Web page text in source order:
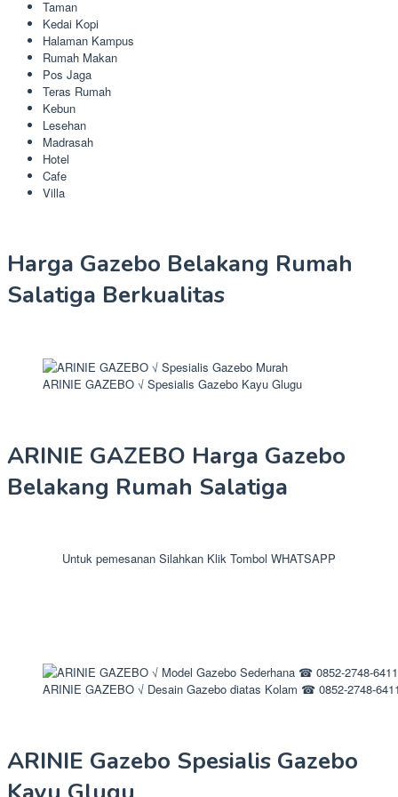
Taman
Kedai Kopi
Halaman Kampus
Rumah Makan
Pos Jaga
Teras Rumah
Kebun
Lesehan
Madrasah
Hotel
Cafe
Villa
Harga Gazebo Belakang Rumah
Salatiga Berkualitas
ARINIE GAZEBO √ Spesialis Gazebo Kayu Glugu
ARINIE GAZEBO Harga Gazebo
Belakang Rumah Salatiga
Untuk pemesanan Silahkan Klik Tombol WHATSAPP
ARINIE GAZEBO √ Desain Gazebo diatas Kolam ☎ 0852-2748-
ARINIE Gazebo Spesialis Gazebo